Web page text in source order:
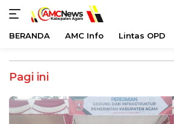
konten
BERANDA AMC Info Lintas OPD
Pagi ini